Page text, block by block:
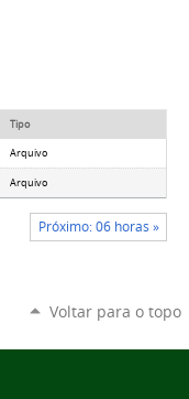
Tipo
Arquivo
Arquivo
Próximo: 06 horas »
Voltar para o topo